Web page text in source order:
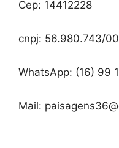
Cep: 14412228
cnpj: 56.980.743/
WhatsApp: (16) 99
Mail: